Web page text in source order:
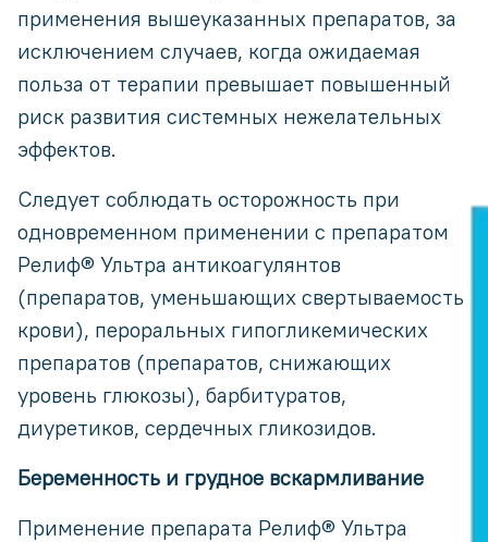
применения вышеуказанных препаратов, за
исключением случаев, когда ожидаемая
польза от терапии превышает повышенный
риск развития системных нежелательных
эффектов.
Следует соблюдать осторожность при
одновременном применении с препаратом
Релиф® Ультра антикоагулянтов
(препаратов, уменьшающих свертываемость
крови), пероральных гипогликемических
препаратов (препаратов, снижающих
уровень глюкозы), барбитуратов,
диуретиков, сердечных гликозидов.
Беременность и грудное вскармливание
Применение препарата Релиф® Ультра